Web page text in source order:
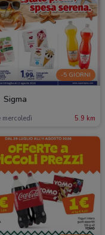
-5 GIORNI
Sigma
mercoledì 5.9 km